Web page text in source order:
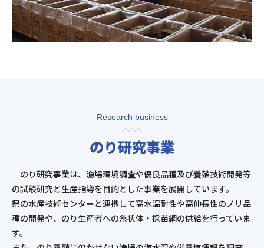
Research business
のり研究事業
のり研究事業は、漁場環境調査や優良品種及び養殖技術開発等
の試験研究と生産指導を目的とした事業を展開しています。
県の水産技術センターと連携して高水温耐性や高伸長性のノリ品
種の開発や、のり生産者への糸状体・採苗網の供給を行っていま
す。